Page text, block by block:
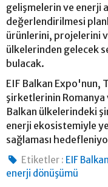
gelişmelerin ve enerji
değerlendirilmesi
ürünlerini, projelerini
ülkelerinden gelecek
bulacak.
EIF Balkan
şirketlerinin Romanya
Balkan ülkelerindeki
enerji ekosistemiyle
sağlaması
Etiketler : EIF
enerji dönüşümü